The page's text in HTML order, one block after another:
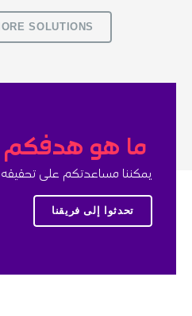
SOLUTIONS
ما هو هدفكم
يمكننا مساعدتكم على تحقيقه
تحدثوا إلى فريقنا